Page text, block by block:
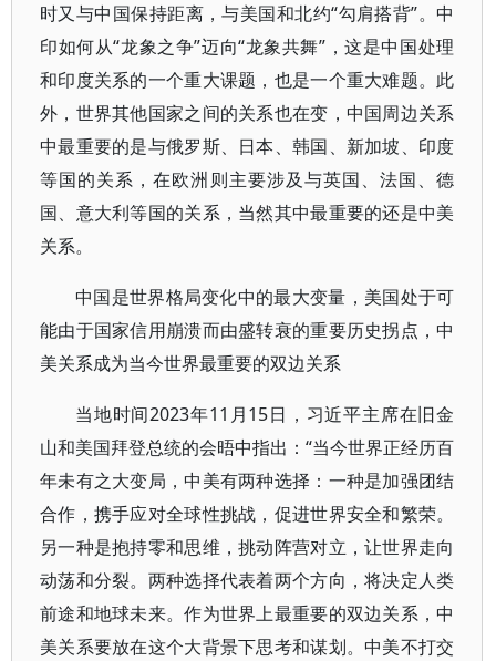
时又与中国保持距离，与美国和北约“勾肩搭背”。中
印如何从“龙象之争”迈向“龙象共舞”，这是中国处理
和印度关系的一个重大课题，也是一个重大难题。此
外，世界其他国家之间的关系也在变，中国周边关系
中最重要的是与俄罗斯、日本、韩国、新加坡、印度
等国的关系，在欧洲则主要涉及与英国、法国、德
国、意大利等国的关系，当然其中最重要的还是中美
关系。
中国是世界格局变化中的最大变量，美国处于可
能由于国家信用崩溃而由盛转衰的重要历史拐点，中
美关系成为当今世界最重要的双边关系
当地时间2023年11月15日，习近平主席在旧金
山和美国拜登总统的会晤中指出：“当今世界正经历百
年未有之大变局，中美有两种选择：一种是加强团结
合作，携手应对全球性挑战，促进世界安全和繁荣。
另一种是抱持零和思维，挑动阵营对立，让世界走向
动荡和分裂。两种选择代表着两个方向，将决定人类
前途和地球未来。作为世界上最重要的双边关系，中
美关系要放在这个大背景下思考和谋划。中美不打交